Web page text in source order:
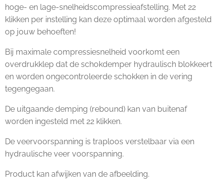
hoge- en lage-snelheidscompressieafstelling. Met 22
klikken per instelling kan deze optimaal worden afgesteld
op jouw behoeften!
Bij maximale compressiesnelheid voorkomt een
overdrukklep dat de schokdemper hydraulisch blokkeert
en worden ongecontroleerde schokken in de vering
tegengegaan.
De uitgaande demping (rebound) kan van buitenaf
worden ingesteld met 22 klikken.
De veervoorspanning is traploos verstelbaar via een
hydraulische veer voorspanning.
Product kan afwijken van de afbeelding.